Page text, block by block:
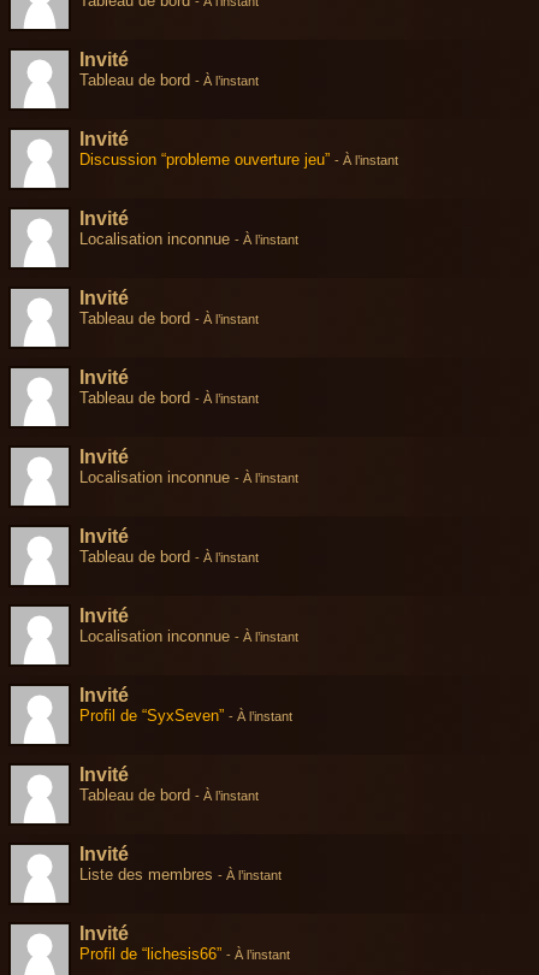
Invité
Tableau de bord - À l’instant
Invité
Discussion “probleme ouverture jeu” - À l’instant
Invité
Localisation inconnue - À l’instant
Invité
Tableau de bord - À l’instant
Invité
Tableau de bord - À l’instant
Invité
Localisation inconnue - À l’instant
Invité
Tableau de bord - À l’instant
Invité
Localisation inconnue - À l’instant
Invité
Profil de “SyxSeven” - À l’instant
Invité
Tableau de bord - À l’instant
Invité
Liste des membres - À l’instant
Invité
Profil de “lichesis66” - À l’instant